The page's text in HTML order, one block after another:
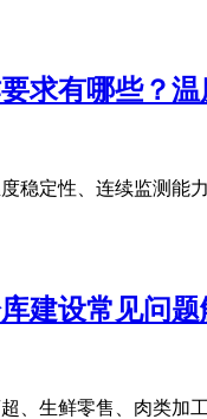
求有哪些？
稳定性、连续监测能
建设常见问
、生鲜零售、肉类加